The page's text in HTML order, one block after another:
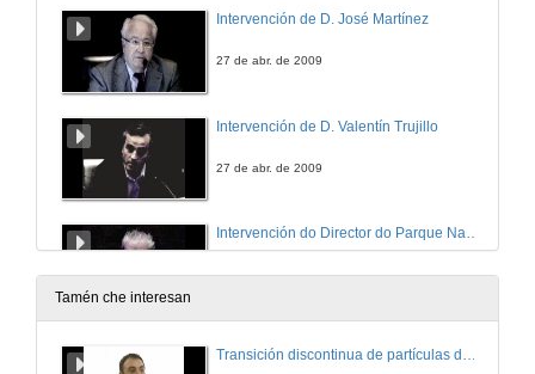
Intervención de D. José Martínez
27 de abr. de 2009
Intervención de D. Valentín Trujillo
27 de abr. de 2009
Intervención do Director do Parque Nacional Illas Atlanticas
27 de abr. de 2009
Tamén che interesan
Transición discontinua de partículas de microgel termosensible